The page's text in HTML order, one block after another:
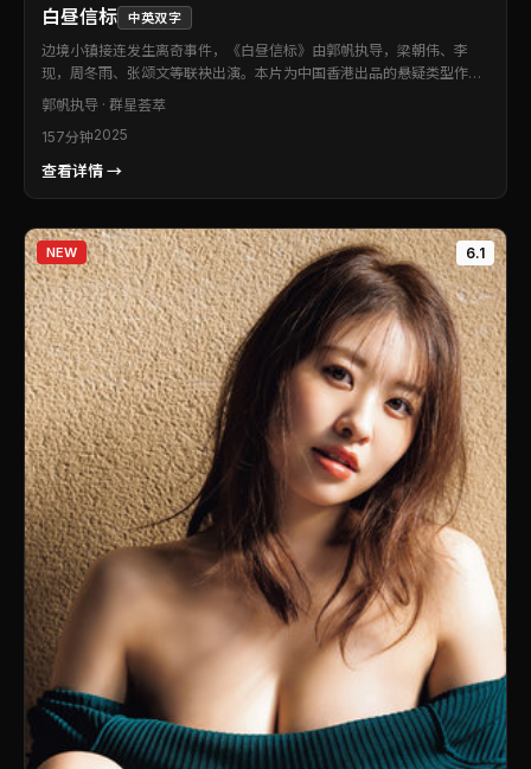
白昼信标 中英双字
边境小镇接连发生离奇事件，《白昼信标》由郭帆执导，梁朝伟、李
现，周冬雨、张颂文等联袂出演。本片为中国香港出品的悬疑类型作
品。视听语言克制而富有质感，让每一次反转都显得顺理成章。片尾余
郭帆执导 · 群星荟萃
157分钟2025
查看详情 →
NEW 6.1